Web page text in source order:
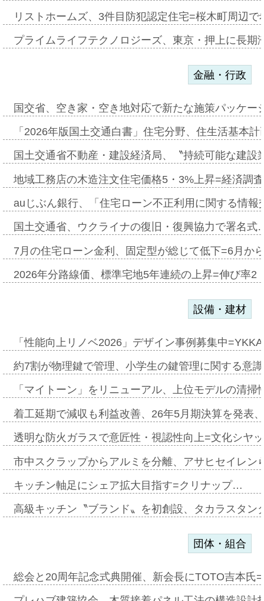
リストホームズ、3件目防犯認定住宅=桜木町周辺
プライムライフテクノロジーズ、東京・押上に長
金融・行政
国交省、空き家・空き地対応で新たな施策パッケ
「2026年版国土交通白書」住宅分野、住生活基本
国土交通省不動産・建設経済局、〝持続可能な建
地域工務店の木造注文住宅価格5・3%上昇=経済調
auじぶん銀行、「住宅ローン不正利用に関する情
国土交通省、ウクライナの復旧・復興協力で署名
7月の住宅ローン金利、固定型が総じて低下=6月か
2026年分路線価、標準宅地5年連続の上昇=伸び率
設備・建材
「性能向上リノベ2026」デザイン事例募集中
約7割が物理鍵で管理、小学生の鍵管理に関する意
「マイトーン」をリニューアル、上位モデルの清
着工延期で減収も利益改善、26年5月期決算を発表
透明な防火ガラスで意匠性・視認性向上=文化シヤ
市中スクラップからアルミを分離、アサヒセイレ
キッチン軸足にシェア拡大目指す=クリナップ…
高級キッチン〝ブランド〟を初創設、タカラスタ
団体・組合
総会と20周年記念式典開催、新会長にTOTO吉本氏